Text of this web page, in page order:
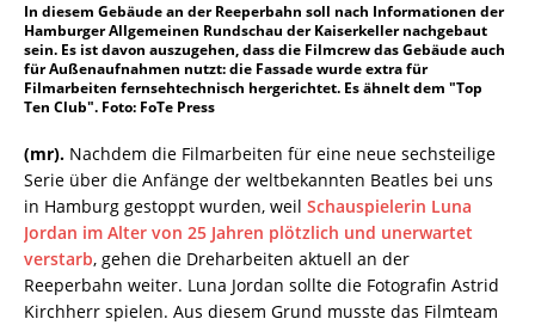
In diesem Gebäude an der Reeperbahn soll nach Informationen der
Hamburger Allgemeinen Rundschau der Kaiserkeller nachgebaut
sein. Es ist davon auszugehen, dass die Filmcrew das Gebäude auch
für Außenaufnahmen nutzt: die Fassade wurde extra für
Filmarbeiten fernsehtechnisch hergerichtet. Es ähnelt dem "Top
Ten Club". Foto: FoTe Press
(mr). Nachdem die Filmarbeiten für eine neue sechsteilige
Serie über die Anfänge der weltbekannten Beatles bei uns
in Hamburg gestoppt wurden, weil Schauspielerin Luna
Jordan im Alter von 25 Jahren plötzlich und unerwartet
verstarb, gehen die Dreharbeiten aktuell an der
Reeperbahn weiter. Luna Jordan sollte die Fotografin Astrid
Kirchherr spielen. Aus diesem Grund musste das Filmteam